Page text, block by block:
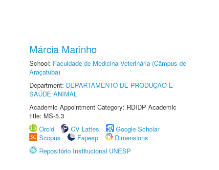
Márcia Marinho
School: Faculdade de Medicina Veterinária (Câmpus de
Araçatuba)
Department: DEPARTAMENTO DE PRODUÇÃO E
SAÚDE ANIMAL
Academic Appointment Category: RDIDP Academic
title: MS-5.3
Orcid
CV Lattes
Google Scholar
Scopus
Fapesp
Dimensions
Repositório Institucional UNESP